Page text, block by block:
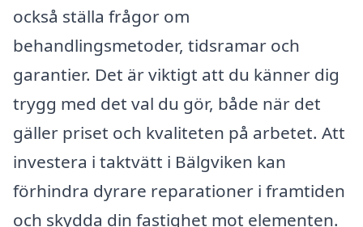
också ställa frågor om
behandlingsmetoder, tidsramar och
garantier. Det är viktigt att du känner dig
trygg med det val du gör, både när det
gäller priset och kvaliteten på arbetet. Att
investera i taktvätt i Bälgviken kan
förhindra dyrare reparationer i framtiden
och skydda din fastighet mot elementen.